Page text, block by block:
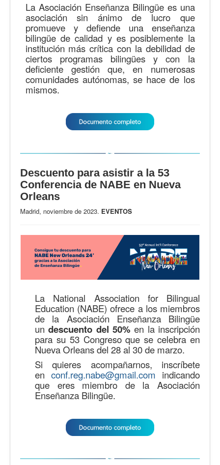
La Asociación Enseñanza Bilingüe es una
asociación sin ánimo de lucro que
promueve y defiende una enseñanza
bilingüe de calidad y es posiblemente la
institución más crítica con la debilidad de
ciertos programas bilingües y con la
deficiente gestión que, en numerosas
comunidades autónomas, se hace de los
mismos.
Descuento para asistir a la 53
Conferencia de NABE en Nueva
Orleans
Madrid, noviembre de 2023. EVENTOS
La National Association for Bilingual
Education (NABE) ofrece a los miembros
de la Asociación Enseñanza Bilingüe
undescuento del 50% en la inscripción
para su 53 Congreso que se celebra en
Nueva Orleans del 28 al 30 de marzo.
Si quieres acompañarnos, inscríbete
en conf.reg.nabe@gmail.com indicando
que eres miembro de la Asociación
Enseñanza Bilingüe.